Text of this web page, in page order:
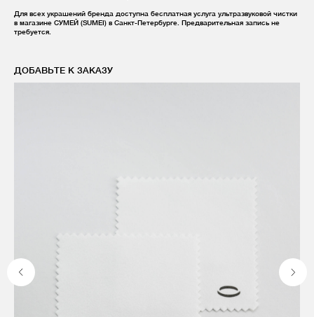
Для всех украшений бренда доступна бесплатная услуга ультразвуковой чистки
в магазине СУМЕЙ (SUMEI) в Санкт-Петербурге. Предварительная запись не
требуется.
ДОБАВЬТЕ К ЗАКАЗУ